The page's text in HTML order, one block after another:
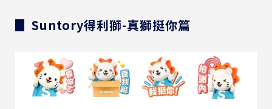
▊ Suntory得利獅-真獅挺你篇